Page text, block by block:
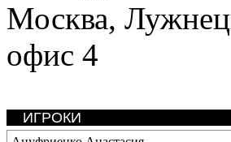
Москва,
офис 4
ИГРОКИ